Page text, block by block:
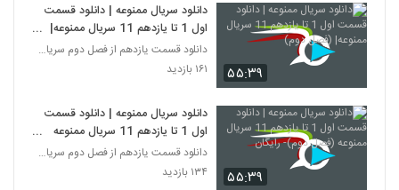
۵۵:۳۹
دانلود سریال ممنوعه | دانلود قسمت
اول 1 تا یازدهم 11 سریال ممنوعه|
(فصل دوم)
دانلود قسمت یازدهم از فصل دوم سریال ممنوعه
۱۶۱ بازدید
۵۵:۳۹
دانلود سریال ممنوعه | دانلود قسمت
اول 1 تا یازدهم 11 سریال ممنوعه
(فصل دوم)- رایگان
دانلود قسمت یازدهم از فصل دوم سریال ممنوعه
۱۳۴ بازدید